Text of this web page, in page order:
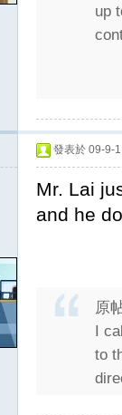
up
發表於 09-9-
Mr. Lai
and he
原
I
to